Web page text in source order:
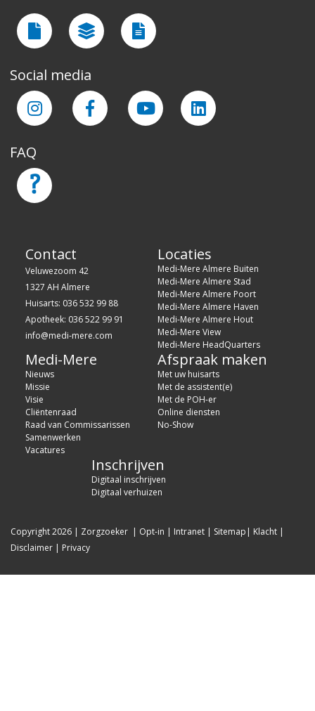
Social media
FAQ
Contact
Veluwezoom 42
1327 AH Almere
Huisarts: 036 532 99 88
Apotheek: 036 522 99 91
info@medi-mere.com
Locaties
Medi-Mere Almere Buiten
Medi-Mere Almere Stad
Medi-Mere Almere Poort
Medi-Mere Almere Haven
Medi-Mere Almere Hout
Medi-Mere View
Medi-Mere HeadQuarters
Medi-Mere
Nieuws
Missie
Visie
Cliëntenraad
Raad van Commissarissen
Samenwerken
Vacatures
Afspraak maken
Met uw huisarts
Met de assistent(e)
Met de POH-er
Online diensten
No-Show
Inschrijven
Digitaal inschrijven
Digitaal verhuizen
Copyright 2026 | Zorgzoeker | Opt-in | Intranet | Sitemap | Klacht |
Disclaimer | Privacy